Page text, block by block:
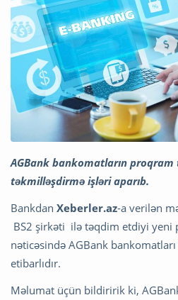
AGBank bankomatların proqram
təkmilləşdirmə işləri aparıb.
Bankdan Xeberler.az-a verilən
BS2 şirkəti ilə təqdim etdiyi yeni
nəticəsində AGBank
etibarlıdır.
Məlumat üçün bildiririk ki,